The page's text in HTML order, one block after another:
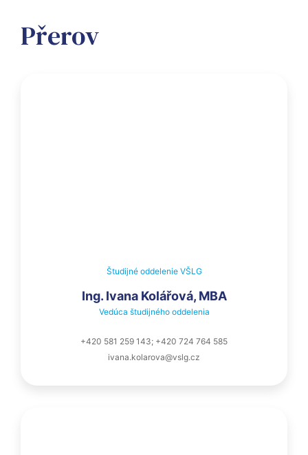
Přerov
Študijné oddelenie VŠLG
Ing. Ivana Kolářová, MBA
Vedúca študijného oddelenia
+420 581 259 143; +420 724 764 585
ivana.kolarova@vslg.cz